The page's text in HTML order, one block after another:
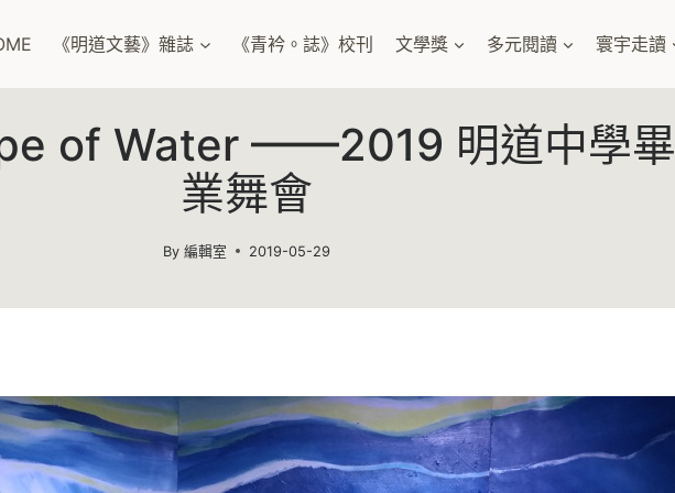
《明道文藝》雜誌 《青衿。誌》校刊 文學獎 多元閱讀 寰宇走讀
of Water ——2019 明道中學畢
業舞會
By 編輯室 2019-05-29